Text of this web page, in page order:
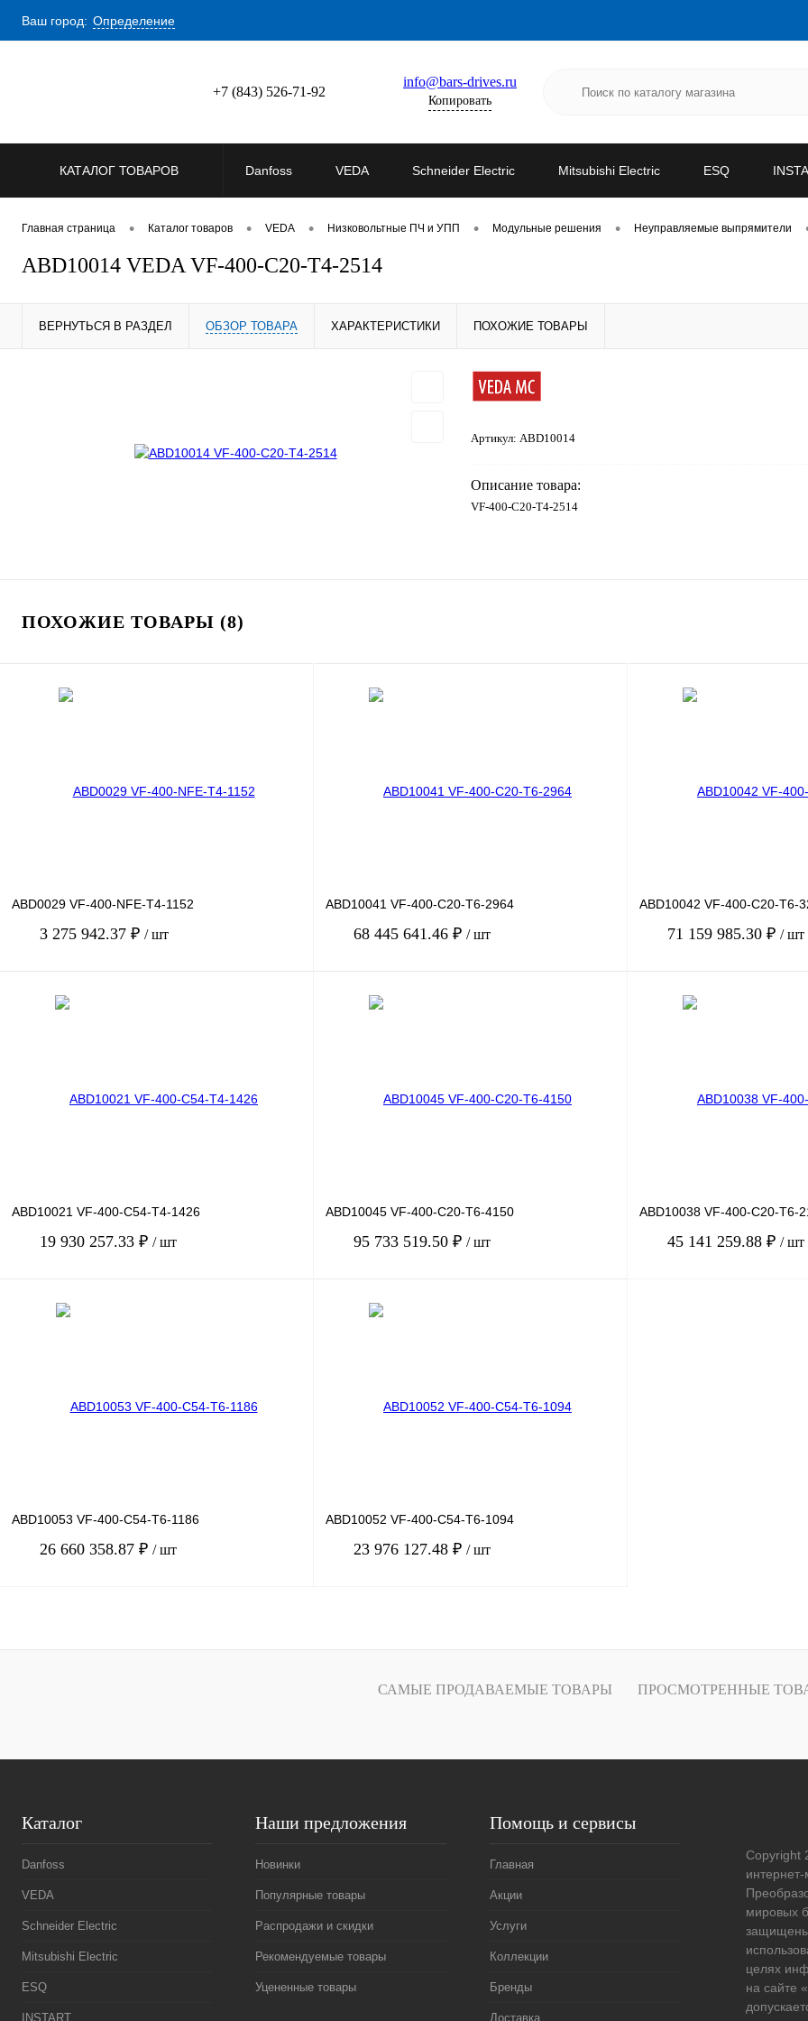
Ваш город: Определение
+7 (843) 526-71-92
info@bars-drives.ru
Копировать
КАТАЛОГ ТОВАРОВ Danfoss VEDA Schneider Electric Mitsubishi Electric ESQ
Главная страница • Каталог товаров • VEDA • Низковольтные ПЧ и УПП • Модульные решения • Неуправляемые выпрямители
ABD10014 VEDA VF-400-C20-T4-2514
ВЕРНУТЬСЯ В РАЗДЕЛ ОБЗОР ТОВАРА ХАРАКТЕРИСТИКИ ПОХОЖИЕ ТОВАРЫ
Артикул: ABD10014
Описание товара:
VF-400-C20-T4-2514
ПОХОЖИЕ ТОВАРЫ (8)
ABD0029 VF-400-NFE-T4-1152
3 275 942.37 ₽ / шт
ABD10041 VF-400-C20-T6-2964
68 445 641.46 ₽ / шт
ABD10042 VF-400-C20-T6-
71 159 985.30 ₽ / шт
ABD10021 VF-400-C54-T4-1426
19 930 257.33 ₽ / шт
ABD10045 VF-400-C20-T6-4150
95 733 519.50 ₽ / шт
ABD10038 VF-400-C20-T6-
45 141 259.88 ₽ / шт
ABD10053 VF-400-C54-T6-1186
26 660 358.87 ₽ / шт
ABD10052 VF-400-C54-T6-1094
23 976 127.48 ₽ / шт
САМЫЕ ПРОДАВАЕМЫЕ ТОВАРЫ ПРОСМОТРЕННЫЕ
Каталог
Danfoss
VEDA
Schneider Electric
Mitsubishi Electric
ESQ
INSTART
Наши предложения
Новинки
Популярные товары
Распродажи и скидки
Рекомендуемые товары
Уцененные товары
Помощь и сервисы
Главная
Акции
Услуги
Коллекции
Бренды
Доставка
Copyright
интернет-
мировых
целях
на сайте